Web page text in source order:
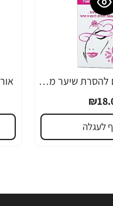
אורנה 19 קרם להסרת שיער מהפנים 80 גרם
לעגלה